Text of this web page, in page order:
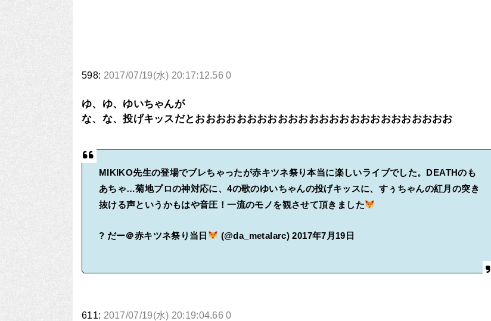
598: 2017/07/19(水) 20:17:12.56 0
ゆ、ゆ、ゆいちゃんが
な、な、投げキッスだとおおおおおおおおおおおおおおおおおおおおおおおおお
MIKIKO先生の登場でブレちゃったが赤キツネ祭り本当に楽しいライブでした。DEATHのも
あちゃ…菊地プロの神対応に、4の歌のゆいちゃんの投げキッスに、すぅちゃんの紅月の突き
抜ける声というかもはや音圧！一流のモノを観させて頂きました
? だー＠赤キツネ祭り当日 (@da_metalarc)2017年7月19日
611: 2017/07/19(水) 20:19:04.66 0